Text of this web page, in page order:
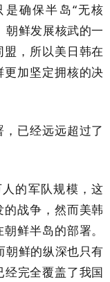
确保半岛“无核
朝鲜发展核武的一
，所以美日韩在
加坚定拥核的决
已经远远超过了
的军队规模，这
战争，然而美韩
鲜半岛的部署。
朝鲜的纵深也只有
完全覆盖了我国